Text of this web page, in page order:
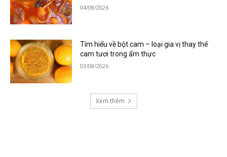
04/08/2026
Tìm hiểu về bột cam – loại gia vị thay thế
cam tươi trong ẩm thực
03/08/2026
Xem thêm